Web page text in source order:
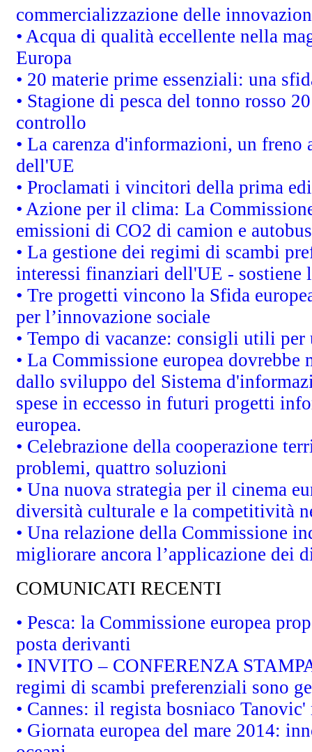
commercializzazione delle
• Acqua di qualità eccellente nella
Europa
• 20 materie prime essenziali: una
• Stagione di pesca del tonno rosso
controllo
• La carenza d'informazioni, un
dell'UE
• Proclamati i vincitori della prima
• Azione per il clima: La
emissioni di CO2 di camion e autobus
• La gestione dei regimi di scambi
interessi finanziari dell'UE - sostiene
• Tre progetti vincono la Sfida
per l’innovazione sociale
• Tempo di vacanze: consigli utili per
• La Commissione europea
dallo sviluppo del Sistema
spese in eccesso in futuri progetti
europea.
• Celebrazione della cooperazione
problemi, quattro soluzioni
• Una nuova strategia per il cinema
diversità culturale e la competitività
• Una relazione della Commissione
migliorare ancora l’applicazione dei
COMUNICATI RECENTI
• Pesca: la Commissione europea
posta derivanti
• INVITO – CONFERENZA
regimi di scambi preferenziali sono
• Cannes: il regista bosniaco
• Giornata europea del mare 2014: